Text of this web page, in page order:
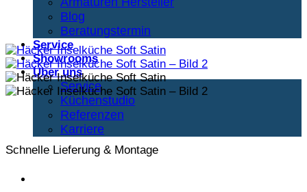
Blog
Beratungstermin
Service
Showrooms
Über uns
Service
Küchenstudio
Referenzen
Karriere
Schnelle Lieferung & Montage